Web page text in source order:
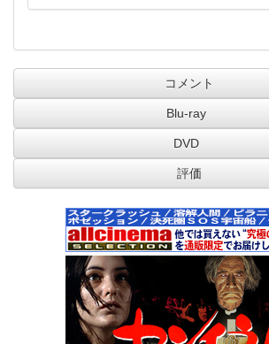
コメント
Blu-ray
DVD
評価